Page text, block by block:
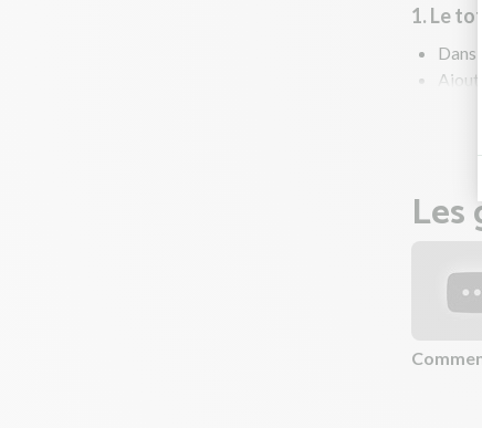
1. Le tofu
Dans
Les